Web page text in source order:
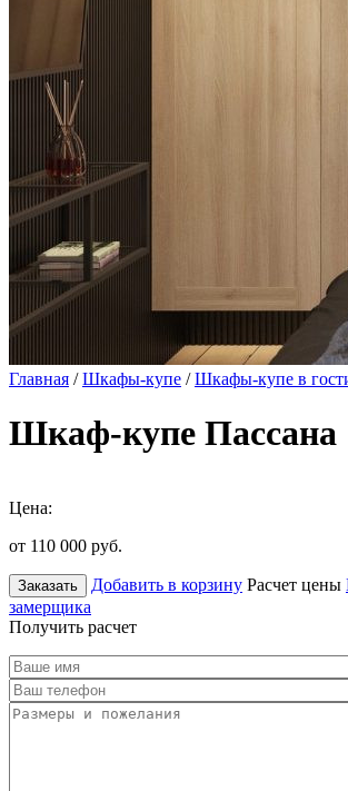
Главная /Шкафы-купе /Шкафы-купе в
Шкаф-купе Пассана
Цена:
от 110 000 руб.
Заказать Добавить в корзину Расчет цены
замерщика
Получить расчет